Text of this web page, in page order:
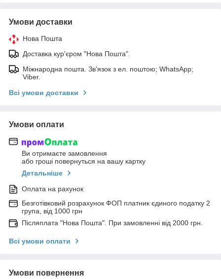
Умови доставки
Нова Пошта
Доставка кур'єром "Нова Пошта".
Міжнародна пошта. Зв'язок з ел. поштою; WhatsApp;
Viber.
Всі умови доставки
Умови оплати
Ви отримаєте замовлення
або гроші повернуться на вашу картку
Детальніше
Оплата на рахунок
Безготівковий розрахунок ФОП платник єдиного податку 2
група, від 1000 грн
Післяплата "Нова Пошта". При замовленні від 2000 грн.
Всі умови оплати
Умови повернення